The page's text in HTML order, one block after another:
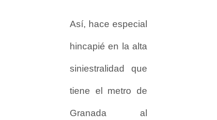
Así, hace especial
hincapié en la alta
siniestralidad que
tiene el metro de
Granada al